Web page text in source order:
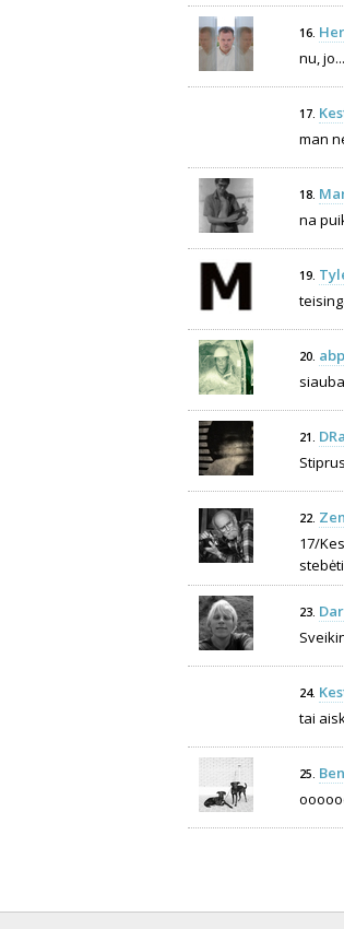
16.
nu, jo...
17.
man
18.
na
19.
20.
21.
22.
17/
23.
24.
tai
25.